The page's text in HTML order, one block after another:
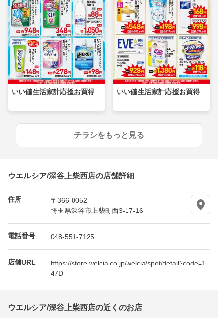
いい値生活家計応援お買得 いい値生活家計応援お買得
チラシをもっと見る
ウエルシア/深谷上柴西店の店舗詳細
住所
〒366-0052
埼玉県深谷市上柴町西3-17-16
電話番号 048-551-7125
店舗URL
https://store.welcia.co.jp/welcia/spot/detail?code=1
47D
ウエルシア/深谷上柴西店の近くのお店